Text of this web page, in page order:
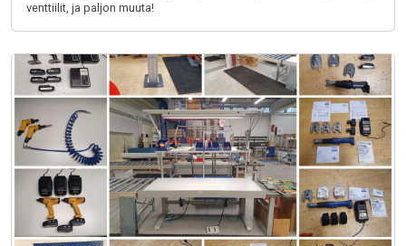
venttiilit, ja paljon muuta!